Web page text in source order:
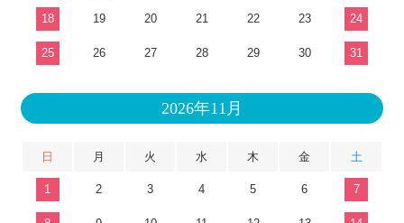
18 19 20 21 22 23 24
25 26 27 28 29 30 31
2026年11月
日 月 火 水 木 金 土
1 2 3 4 5 6 7